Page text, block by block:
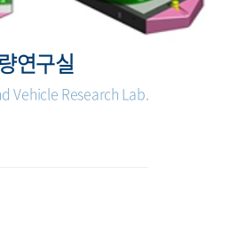
연구실
Vehicle Research Lab.